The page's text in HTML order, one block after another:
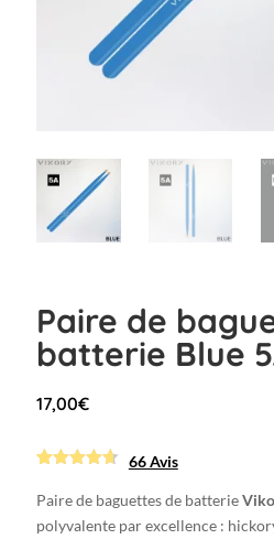
Paire de
batterie Blue
17,00€
4.59090909
09091 sur
5 basé
66 Avis
Paire de baguettes de batterie
polyvalente par excellence :